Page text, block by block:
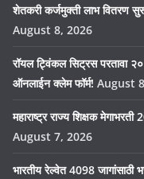
शेतकरी कर्जमुक्ती लाभ वितरण
August 8, 2026
रॉयल ट्विंकल सिट्रस परतावा
ऑनलाईन क्लेम फॉर्म! August
महाराष्ट्र राज्य शिक्षक
August 7, 2026
भारतीय रेल्वेत 4098 जागांसाठी